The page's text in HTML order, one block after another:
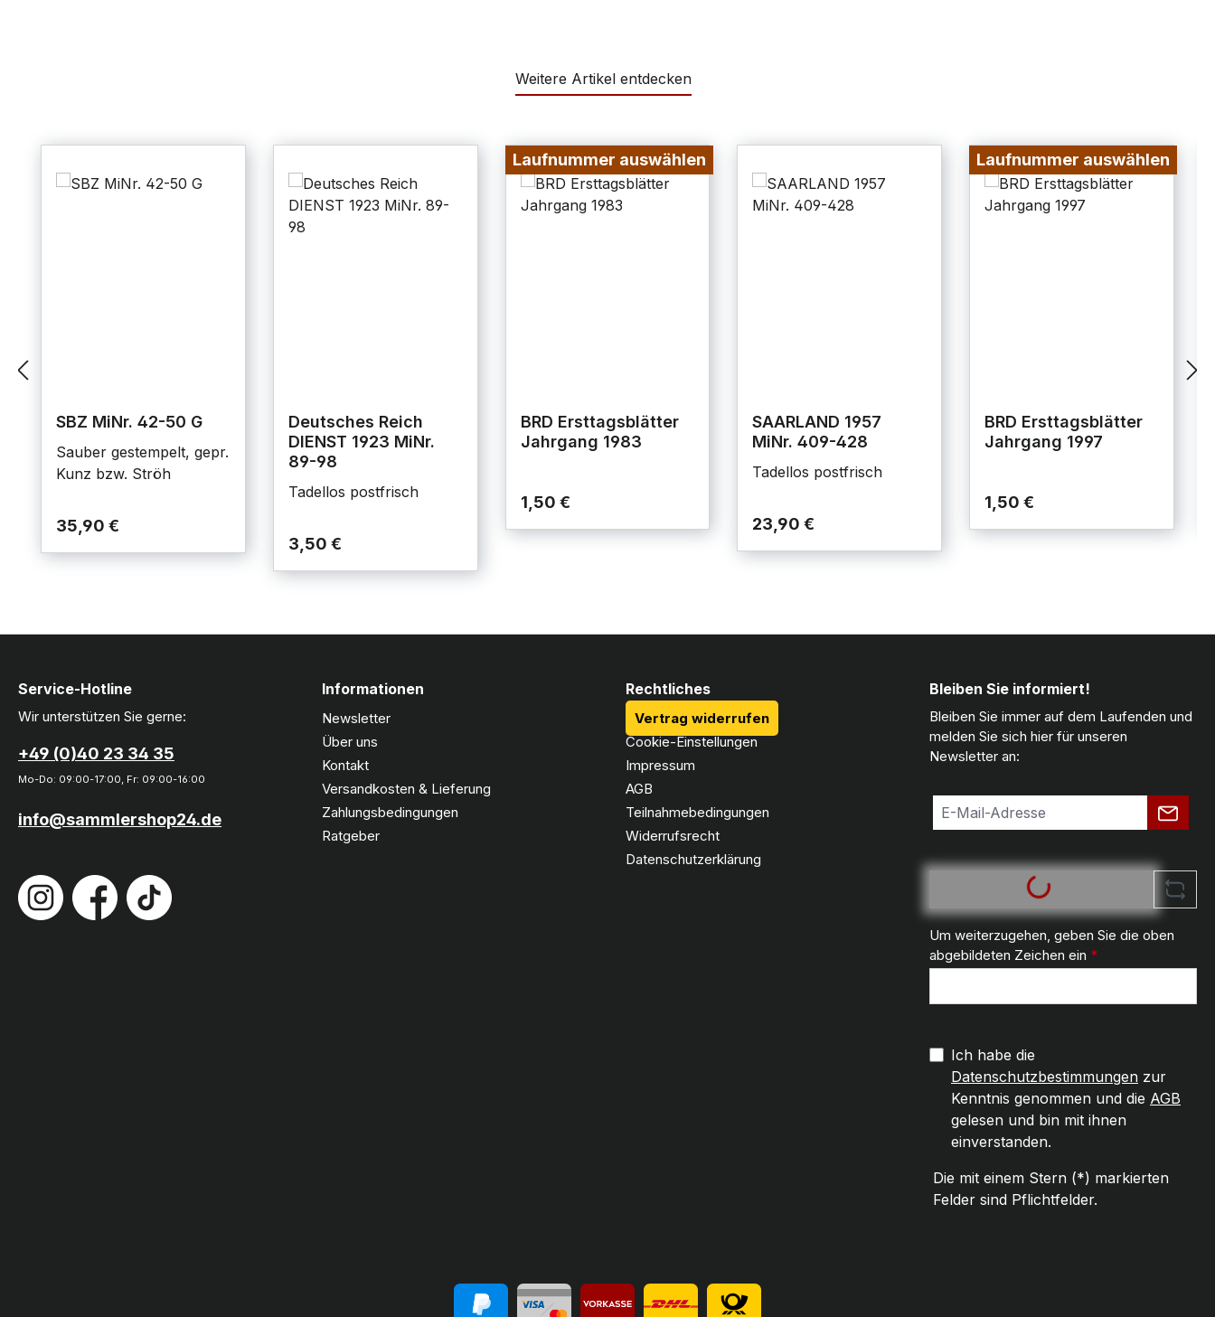
Weitere Artikel entdecken
SBZ MiNr. 42-50 G
Sauber gestempelt, gepr.
Kunz bzw. Ströh
35,90 €
Deutsches Reich
DIENST 1923 MiNr.
89-98
Tadellos postfrisch
3,50 €
Laufnummer auswählen
BRD Ersttagsblätter
Jahrgang 1983
1,50 €
SAARLAND 1957
MiNr. 409-428
Tadellos postfrisch
23,90 €
Laufnummer auswählen
BRD Ersttagsblätter
Jahrgang 1997
1,50 €
Service-Hotline
Wir unterstützen Sie gerne:
+49 (0)40 23 34 35
Mo-Do: 09:00-17:00, Fr: 09:00-16:00
info@sammlershop24.de
Informationen
Newsletter
Über uns
Kontakt
Versandkosten & Lieferung
Zahlungsbedingungen
Ratgeber
Rechtliches
Vertrag widerrufen
Cookie-Einstellungen
Impressum
AGB
Teilnahmebedingungen
Widerrufsrecht
Datenschutzerklärung
Bleiben Sie informiert!
Bleiben Sie immer auf dem Laufenden und
melden Sie sich hier für unseren
Newsletter an:
Um weiterzugehen, geben Sie die oben
abgebildeten Zeichen ein *
Ich habe die
Datenschutzbestimmungen zur
Kenntnis genommen und die AGB
gelesen und bin mit ihnen
einverstanden.
Die mit einem Stern (*) markierten
Felder sind Pflichtfelder.